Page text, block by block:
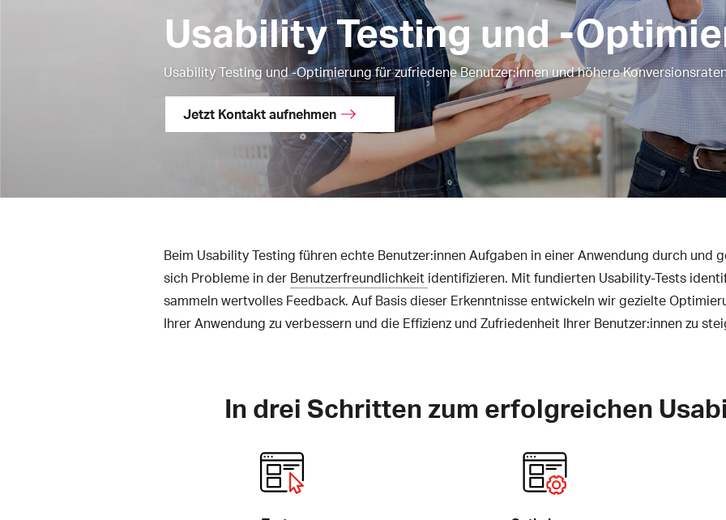
Usability Testing und -
Usability Testing und -Optimierung für zufriedene Benutzer:innen und höhere
Jetzt Kontakt aufnehmen
Beim Usability Testing führen echte Benutzer:innen Aufgaben in einer Anwendung durch und
sich Probleme in der Benutzerfreundlichkeit identifizieren. Mit fundierten Usability-Tests
sammeln wertvolles Feedback. Auf Basis dieser Erkenntnisse entwickeln wir gezielte
Ihrer Anwendung zu verbessern und die Effizienz und Zufriedenheit Ihrer Benutzer:innen zu
In drei Schritten zum erfolgreichen